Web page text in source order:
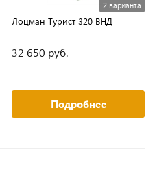
2 варианта
Лоцман Турист 320 ВНД
32 650 руб.
Подробнее